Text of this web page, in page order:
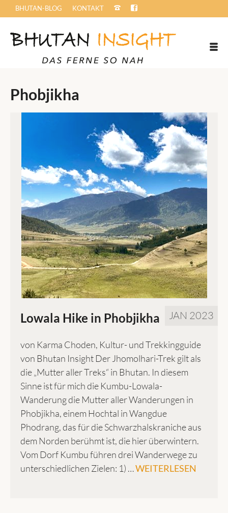
BHUTAN-BLOG KONTAKT
Phobjikha
JAN 2023
Lowala Hike in Phobjikha
von Karma Choden, Kultur- und Trekkingguide
von Bhutan Insight Der Jhomolhari-Trek gilt als
die „Mutter aller Treks“ in Bhutan. In diesem
Sinne ist für mich die Kumbu-Lowala-
Wanderung die Mutter aller Wanderungen in
Phobjikha, einem Hochtal in Wangdue
Phodrang, das für die Schwarzhalskraniche aus
dem Norden berühmt ist, die hier überwintern.
Vom Dorf Kumbu führen drei Wanderwege zu
unterschiedlichen Zielen: 1) …WEITERLESEN